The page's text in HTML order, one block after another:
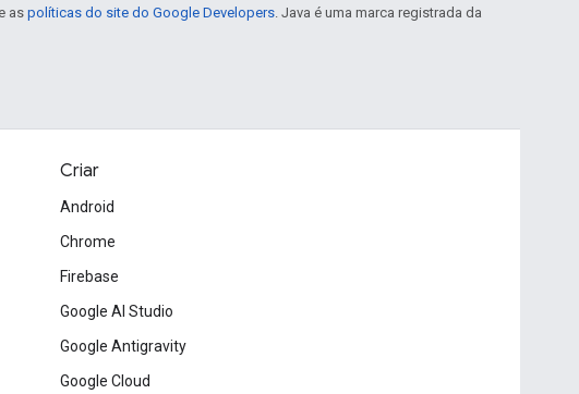
aspolíticas do site do Google Developers . Java é uma marca registrada da
Criar
Android
Chrome
Firebase
Google AI Studio
Google Antigravity
Google Cloud